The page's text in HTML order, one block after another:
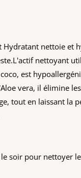
nettoie et
nettoyant
est
vera, il élimine
tout en laissant la
soir pour nettoyer